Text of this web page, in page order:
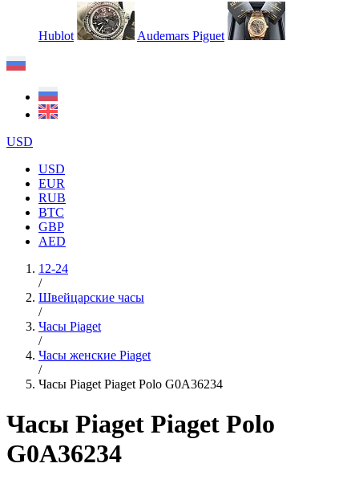
Hublot Audemars Piguet
USD
USD
EUR
RUB
BTC
GBP
AED
12-24
/
Швейцарские часы
/
Часы Piaget
/
Часы женские Piaget
/
Часы Piaget Piaget Polo G0A36234
Часы Piaget Piaget Polo
G0A36234